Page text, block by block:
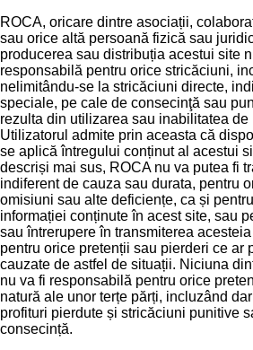
ROCA, oricare dintre asociații,
sau orice altă persoană fizică sau
producerea sau distribuția acestui site
responsabilă pentru orice stricăciuni,
nelimitându-se la stricăciuni directe,
speciale, pe cale de consecinţă sau
rezulta din utilizarea sau inabilitatea
Utilizatorul admite prin aceasta că
se aplică întregului conținut al acestui
descriși mai sus, ROCA nu va putea fi
indiferent de cauza sau durata, pentru
omisiuni sau alte deficiențe, ca și
informației conținute în acest site, sau
sau întrerupere în transmiterea
pentru orice pretenții sau pierderi ce ar
cauzate de astfel de situații. Niciuna
nu va fi responsabilă pentru orice
natură ale unor terțe părți, incluzând
profituri pierdute și stricăciuni punitive
consecință.